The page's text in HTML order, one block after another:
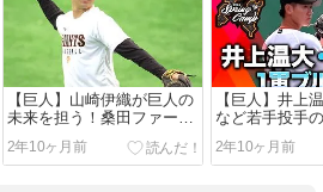
【巨人】山崎伊織が巨人の
未来を担う！桑田ファーム
総監督の３年計画で成長を
遂げる
2年10ヶ月前
【巨人】井上
など若手投手
人がリーグ優
目指す！
2年10ヶ月前